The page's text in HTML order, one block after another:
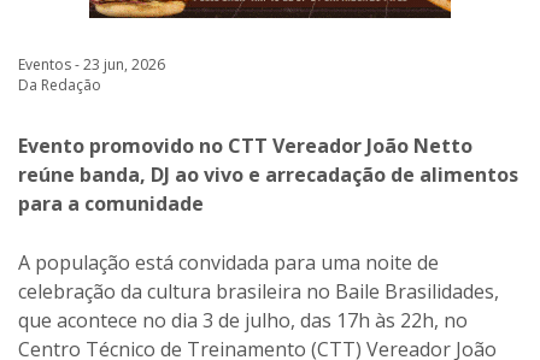
Eventos - 23 jun, 2026
Da Redação
Evento promovido no CTT Vereador João Netto
reúne banda, DJ ao vivo e arrecadação de alimentos
para a comunidade
A população está convidada para uma noite de
celebração da cultura brasileira no Baile Brasilidades,
que acontece no dia 3 de julho, das 17h às 22h, no
Centro Técnico de Treinamento (CTT) Vereador João